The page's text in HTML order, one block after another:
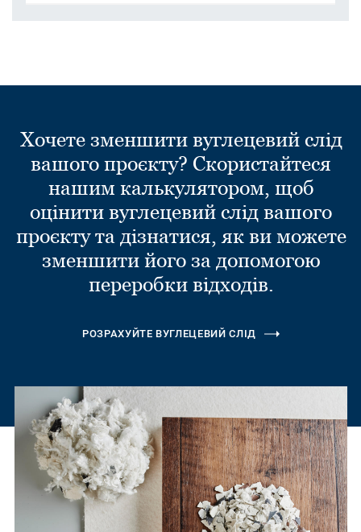
Хочете зменшити вуглецевий слід
вашого проєкту? Скористайтеся
нашим калькулятором, щоб
оцінити вуглецевий слід вашого
проєкту та дізнатися, як ви можете
зменшити його за допомогою
переробки відходів.
РОЗРАХУЙТЕ ВУГЛЕЦЕВИЙ СЛІД